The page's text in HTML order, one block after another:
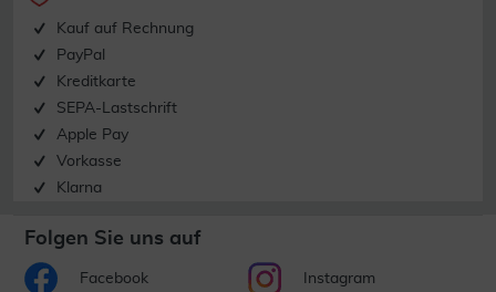
Kauf auf Rechnung
PayPal
Kreditkarte
SEPA-Lastschrift
Apple Pay
Vorkasse
Klarna
Folgen Sie uns auf
Facebook Instagram